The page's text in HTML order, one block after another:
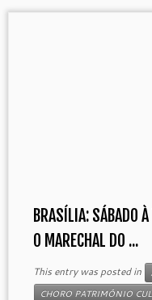
BRASÍLIA: SÁBADO
O MARECHAL DO ...
This entry was posted in
CHORO PATRIMÔNIO